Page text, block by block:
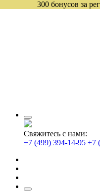
Свяжитесь с нами:
+7 (499) 394-14-95 +7
300 бонусов за